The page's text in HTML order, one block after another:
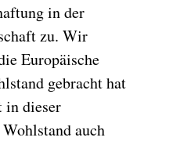
in der
zu. Wir
Europäische
gebracht hat
in dieser
auch